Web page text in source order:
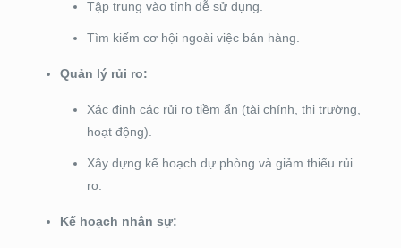
Tập trung vào tính dễ sử dụng.
Tìm kiếm cơ hội ngoài việc bán hàng.
Quản lý rủi ro:
Xác định các rủi ro tiềm ẩn (tài chính, thị trường,
hoạt động).
Xây dựng kế hoạch dự phòng và giảm thiểu rủi
ro.
Kế hoạch nhân sự: